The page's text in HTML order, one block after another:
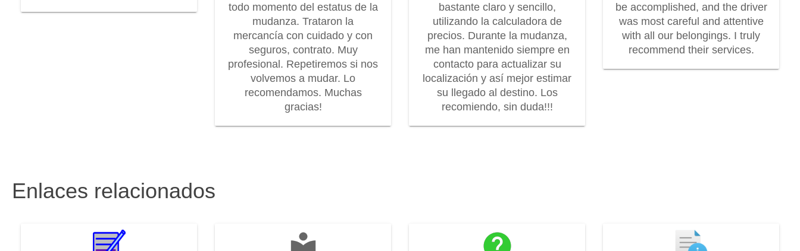
todo momento del estatus de la
mudanza. Trataron la
mercancía con cuidado y con
seguros, contrato. Muy
profesional. Repetiremos si nos
volvemos a mudar. Lo
recomendamos. Muchas
gracias!
bastante claro y sencillo,
utilizando la calculadora de
precios. Durante la mudanza,
me han mantenido siempre en
contacto para actualizar su
localización y así mejor estimar
su llegado al destino. Los
recomiendo, sin duda!!!
be accomplished, and the driver
was most careful and attentive
with all our belongings. I truly
recommend their services.
Enlaces relacionados